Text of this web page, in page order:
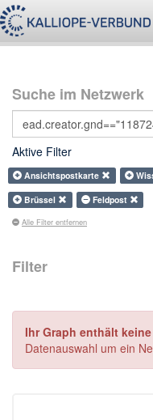
Suche im Netzwerk
Aktive Filter
Ansichtspostkarte
Brüssel
Feldpost
Alle Filter entfernen
Filter
Ihr Graph enthält
Datenauswahl um ein